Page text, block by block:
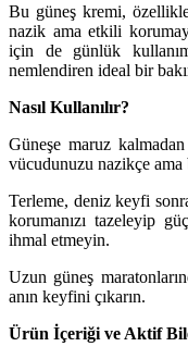
Bu güneş kremi,
nazik ama etkili
için de günlük
nemlendiren ideal bir
Nasıl Kullanılır?
Güneşe maruz
vücudunuzu nazikçe
Terleme, deniz keyfi
korumanızı tazeleyip
ihmal etmeyin.
Uzun güneş
anın keyfini çıkarın.
Ürün İçeriği ve Aktif